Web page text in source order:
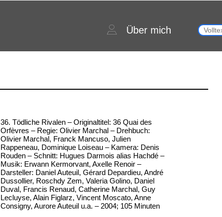
Über mich
36. Tödliche Rivalen – Originaltitel: 36 Quai des
Orfèvres – Regie: Olivier Marchal – Drehbuch:
Olivier Marchal, Franck Mancuso, Julien
Rappeneau, Dominique Loiseau – Kamera: Denis
Rouden – Schnitt: Hugues Darmois alias Hachdé –
Musik: Erwann Kermorvant, Axelle Renoir –
Darsteller: Daniel Auteuil, Gérard Depardieu, André
Dussollier, Roschdy Zem, Valeria Golino, Daniel
Duval, Francis Renaud, Catherine Marchal, Guy
Lecluyse, Alain Figlarz, Vincent Moscato, Anne
Consigny, Aurore Auteuil u.a. – 2004; 105 Minuten